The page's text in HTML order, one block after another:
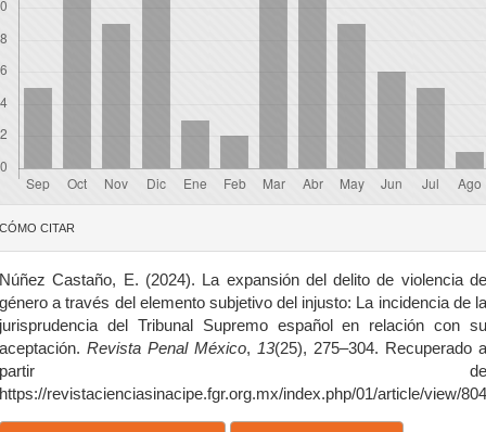
CÓMO CITAR
Núñez Castaño, E. (2024). La expansión del delito de violencia de
género a través del elemento subjetivo del injusto: La incidencia de la
jurisprudencia del Tribunal Supremo español en relación con su
aceptación. Revista Penal México, 13(25), 275–304. Recuperado a
partir de
https://revistacienciasinacipe.fgr.org.mx/index.php/01/article/view/804